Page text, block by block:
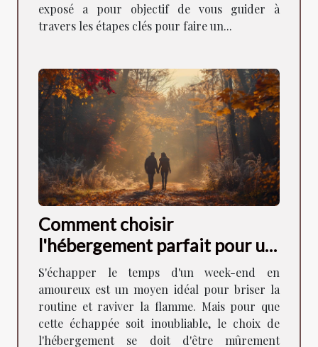
exposé a pour objectif de vous guider à
travers les étapes clés pour faire un...
Comment choisir
l'hébergement parfait pour un
week-end romantique
S'échapper le temps d'un week-end en
amoureux est un moyen idéal pour briser la
routine et raviver la flamme. Mais pour que
cette échappée soit inoubliable, le choix de
l'hébergement se doit d'être mûrement